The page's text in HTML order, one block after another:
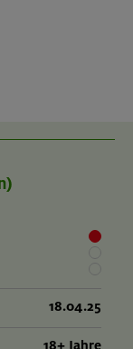
18.04.25
18+ Jahre